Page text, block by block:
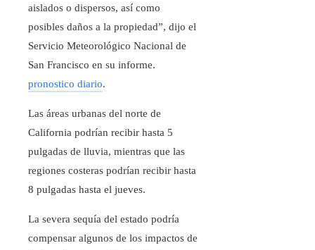
aislados o dispersos, así como
posibles daños a la propiedad”, dijo el
Servicio Meteorológico Nacional de
San Francisco en su informe.
pronostico diario.
Las áreas urbanas del norte de
California podrían recibir hasta 5
pulgadas de lluvia, mientras que las
regiones costeras podrían recibir hasta
8 pulgadas hasta el jueves.
La severa sequía del estado podría
compensar algunos de los impactos de